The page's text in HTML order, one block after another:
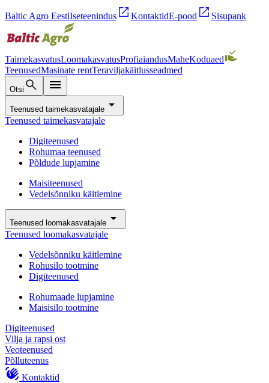
Baltic Agro EestiIseteenindus open_in_new KontaktidE-pood open_in_new Sisupank
TaimekasvatusLoomakasvatusProfiaiandusMaheKoduaed
TeenusedMasinate rentTeraviljakäitlusseadmed
Otsi search menu
Teenused taimekasvatajale arrow_drop_down
Teenused taimekasvatajale
Digiteenused
Rohumaa teenused
Põldude lupjamine
Maisiteenused
Vedelsõnniku käitlemine
Teenused loomakasvatajale arrow_drop_down
Teenused loomakasvatajale
Vedelsõnniku käitlemine
Rohusilo tootmine
Digiteenused
Rohumaade lupjamine
Maisisilo tootmine
Digiteenused
Vilja ja rapsi ost
Veoteenused
Põlluteenus
waving_hand Kontaktid